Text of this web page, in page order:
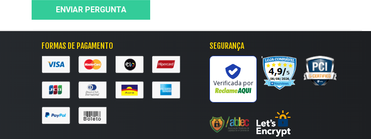
ENVIAR PERGUNTA
FORMAS DE PAGAMENTO SEGURANÇA
Verificada por
'